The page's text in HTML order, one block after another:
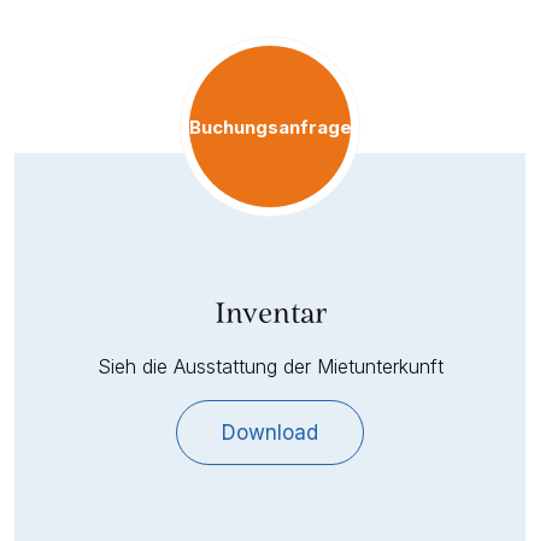
Buchungsanfrage
Inventar
Sieh die Ausstattung der Mietunterkunft
Download